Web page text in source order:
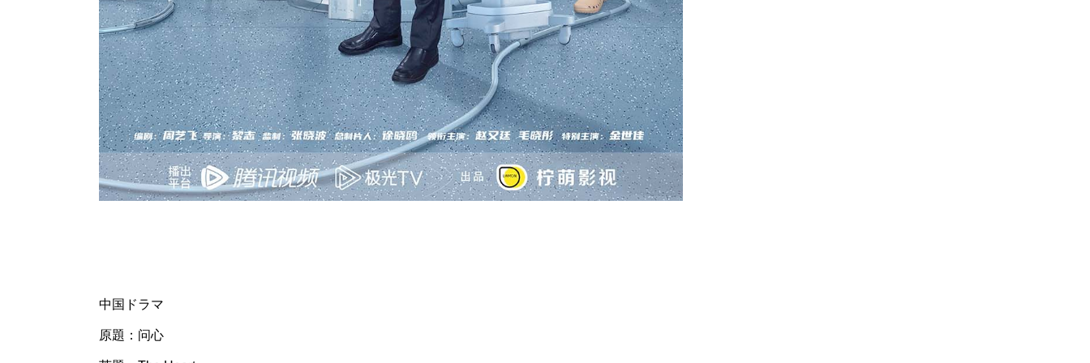
中国ドラマ
原題：问心